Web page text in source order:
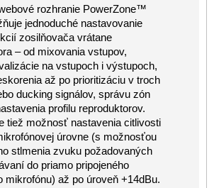
rozhranie PowerZone™
jednoduché nastavovanie
zosilňovača vrátane
– od mixovania vstupov,
na vstupoch i výstupoch,
až po prioritizáciu v troch
ducking signálov, správu zón
profilu reproduktorov.
tiež možnosť nastavenia citlivosti
úrovne (s možnosťou
stlmenia zvuku požadovaných
do priamo pripojeného
mikrofónu) až po úroveň +14dBu.